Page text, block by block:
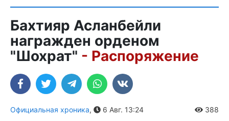
Бахтияр Асланбейли
награжден орденом
"Шохрат" - Распоряжение
Официальная хроника, 6 Авг. 13:24 388